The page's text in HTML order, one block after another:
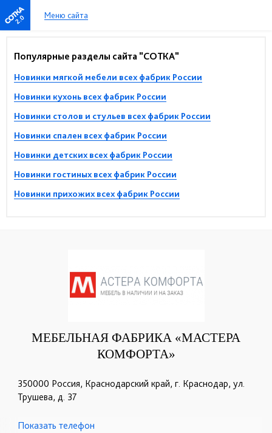
2.0 Меню сайта
Популярные разделы сайта "СОТКА"
Новинки мягкой мебели всех фабрик России
Новинки кухонь всех фабрик России
Новинки столов и стульев всех фабрик России
Новинки спален всех фабрик России
Новинки детских всех фабрик России
Новинки гостиных всех фабрик России
Новинки прихожих всех фабрик России
МЕБЕЛЬНАЯ ФАБРИКА «МАСТЕРА
КОМФОРТА»
350000 Россия, Краснодарский край, г. Краснодар, ул.
Трушева, д. 37
☎+7 (918) 128-25-25
Показать телефон